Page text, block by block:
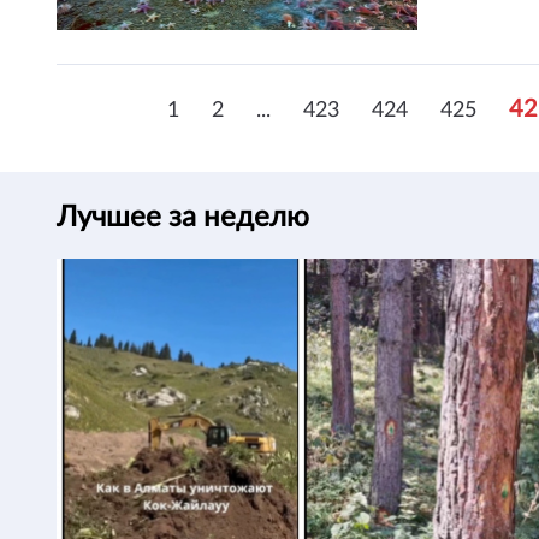
1 2 ... 423 424 425
Лучшее за неделю